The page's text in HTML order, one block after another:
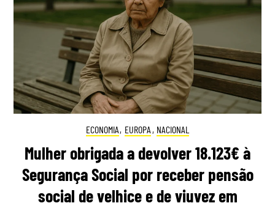
ECONOMIA, EUROPA , NACIONAL
Mulher obrigada a devolver 18.123€ à
Segurança Social por receber pensão
social de velhice e de viuvez em